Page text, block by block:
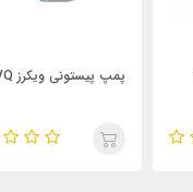
شیر برقی 1/1/4 ویکرز